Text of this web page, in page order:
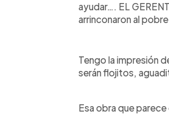
ayudar…. EL
arrinconaron al
Tengo la impresión
serán flojitos,
Esa obra que